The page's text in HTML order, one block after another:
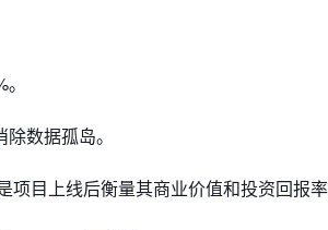
数据孤岛。
目上线后衡量其商业价值和投资回报率